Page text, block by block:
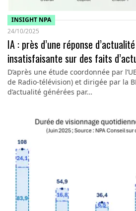
INSIGHT NPA
24/10/2025
IA : près d’une réponse
insatisfaisante sur des faits
D’après une étude coordonnée par
de Radio-télévision) et dirigée par la
d’actualité générées par…